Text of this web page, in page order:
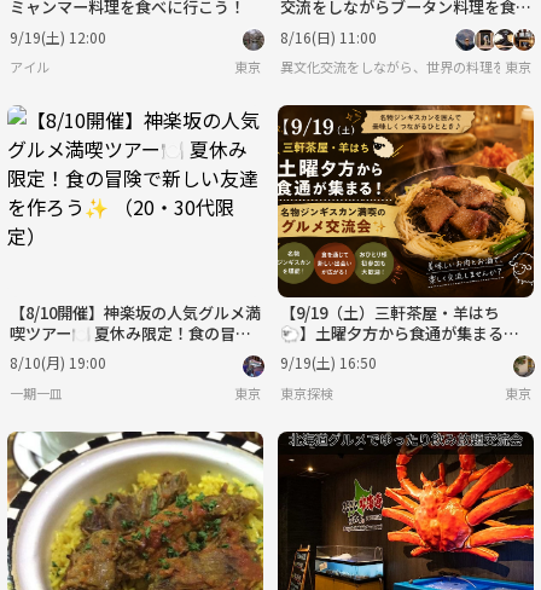
ミャンマー料理を食べに行こう！
9/19(土) 12:00
アイル 東京
交流をしながらブータン料理を食べ
よう
8/16(日) 11:00
異文化交流をしながら、世界の料理を食べ
東京
【8/10開催】神楽坂の人気グルメ満
喫ツアー🍽️ 夏休み限定！食の冒険
で新しい友達を作ろう✨ （20・30
代限定）
8/10(月) 19:00
一期一皿 東京
【9/19（土）三軒茶屋・羊はち
🐑】土曜夕方から食通が集まる！
名物ジンギスカン満喫のグルメ交流
会✨
9/19(土) 16:50
東京探検 東京